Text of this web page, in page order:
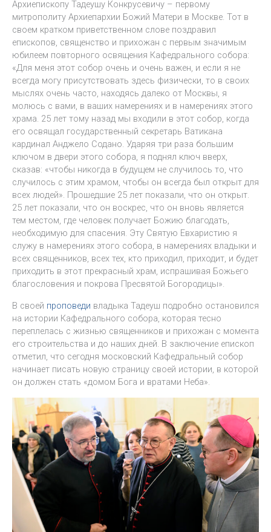
Архиепископу Тадеушу Конкрусевичу – первому
митрополиту Архиепархии Божий Матери в Москве. Тот в
своем кратком приветственном слове поздравил
епископов, священство и прихожан с первым значимым
юбилеем повторного освящения Кафедрального собора:
«Для меня этот собор очень и очень важен, и если я не
всегда могу присутствовать здесь физически, то в своих
мыслях очень часто, находясь далеко от Москвы, я
молюсь с вами, в ваших намерениях и в намерениях этого
храма. 25 лет тому назад мы входили в этот собор, когда
его освящал государственный секретарь Ватикана
кардинал Анджело Содано. Ударяя три раза большим
ключом в двери этого собора, я поднял ключ вверх,
сказав: «чтобы никогда в будущем не случилось то, что
случилось с этим храмом, чтобы он всегда был открыт для
всех людей». Прошедшие 25 лет показали, что он открыт.
25 лет показали, что он воскрес, что он вновь является
тем местом, где человек получает Божию благодать,
необходимую для спасения. Эту Святую Евхаристию я
служу в намерениях этого собора, в намерениях владыки и
всех священников, всех тех, кто приходил, приходит, и будет
приходить в этот прекрасный храм, испрашивая Божьего
благословения и покрова Пресвятой Богородицы».
В своей проповеди владыка Тадеуш подробно остановился
на истории Кафедрального собора, которая тесно
переплелась с жизнью священников и прихожан с момента
его строительства и до наших дней. В заключение епископ
отметил, что сегодня московский Кафедральный собор
начинает писать новую страницу своей истории, в которой
он должен стать «домом Бога и вратами Неба».